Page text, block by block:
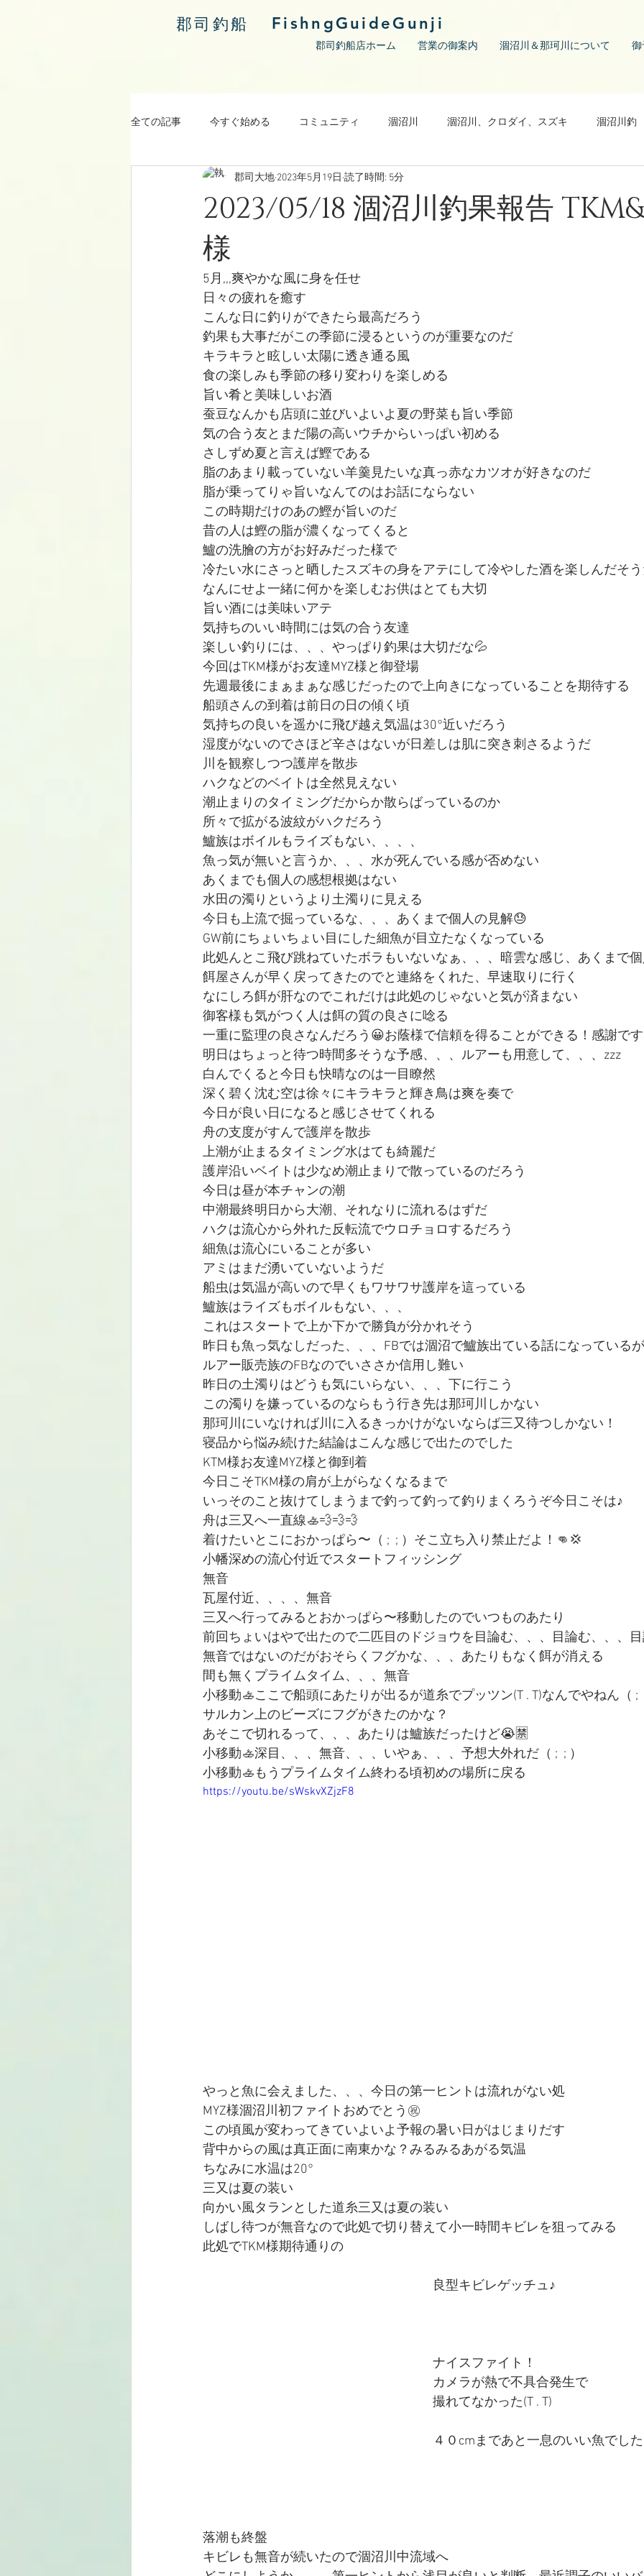
郡司釣船 FishngGuideGunji
郡司釣船店ホーム 営業の御案内 涸沼川＆那珂川について 御
全ての記事 今すぐ始める コミュニティ 涸沼川 涸沼川、クロダイ、スズキ 涸沼川釣
涸沼川釣果報告
2023/05/18 涸沼川釣果報告
様
郡司大地 2023年5月19日 読了時間: 5分
5月,,,爽やかな風に身を任せ
日々の疲れを癒す
こんな日に釣りができたら最高だろう
釣果も大事だがこの季節に浸るというのが重要なのだ
キラキラと眩しい太陽に透き通る風
食の楽しみも季節の移り変わりを楽しめる
旨い肴と美味しいお酒
蚕豆なんかも店頭に並びいよいよ夏の野菜も旨い季節
気の合う友とまだ陽の高いウチからいっぱい初める
さしずめ夏と言えば鰹である
脂のあまり載っていない羊羹見たいな真っ赤なカツオが好きなのだ
脂が乗ってりゃ旨いなんてのはお話にならない
この時期だけのあの鰹が旨いのだ
昔の人は鰹の脂が濃くなってくると
鱸の洗膾の方がお好みだった様で
冷たい水にさっと晒したスズキの身をアテにして冷やした酒を楽しんだそ
なんにせよ一緒に何かを楽しむお供はとても大切
旨い酒には美味いアテ
気持ちのいい時間には気の合う友達
楽しい釣りには、、、やっぱり釣果は大切だな💦
今回はTKM様がお友達MYZ様と御登場
先週最後にまぁまぁな感じだったので上向きになっていることを期待する
船頭さんの到着は前日の日の傾く頃
気持ちの良いを遥かに飛び越え気温は30°近いだろう
湿度がないのでさほど辛さはないが日差しは肌に突き刺さるようだ
川を観察しつつ護岸を散歩
ハクなどのベイトは全然見えない
潮止まりのタイミングだからか散らばっているのか
所々で拡がる波紋がハクだろう
鱸族はボイルもライズもない、、、、
魚っ気が無いと言うか、、、水が死んでいる感が否めない
あくまでも個人の感想根拠はない
水田の濁りというより土濁りに見える
今日も上流で掘っているな、、、あくまで個人の見解😓
GW前にちょいちょい目にした細魚が目立たなくなっている
此処んとこ飛び跳ねていたボラもいないなぁ、、、暗雲な感じ、あくまで
餌屋さんが早く戻ってきたのでと連絡をくれた、早速取りに行く
なにしろ餌が肝なのでこれだけは此処のじゃないと気が済まない
御客様も気がつく人は餌の質の良さに唸る
一重に監理の良さなんだろう😀お蔭様で信頼を得ることができる！感謝で
明日はちょっと待つ時間多そうな予感、、、ルアーも用意して、、、zzz
白んでくると今日も快晴なのは一目瞭然
深く碧く沈む空は徐々にキラキラと輝き鳥は爽を奏で
今日が良い日になると感じさせてくれる
舟の支度がすんで護岸を散歩
上潮が止まるタイミング水はても綺麗だ
護岸沿いベイトは少なめ潮止まりで散っているのだろう
今日は昼が本チャンの潮
中潮最終明日から大潮、それなりに流れるはずだ
ハクは流心から外れた反転流でウロチョロするだろう
細魚は流心にいることが多い
アミはまだ湧いていないようだ
船虫は気温が高いので早くもワサワサ護岸を這っている
鱸族はライズもボイルもない、、、
これはスタートで上か下かで勝負が分かれそう
昨日も魚っ気なしだった、、、FBでは涸沼で鱸族出ている話になっているが
ルアー販売族のFBなのでいささか信用し難い
昨日の土濁りはどうも気にいらない、、、下に行こう
この濁りを嫌っているのならもう行き先は那珂川しかない
那珂川にいなければ川に入るきっかけがないならば三又待つしかない！
寝品から悩み続けた結論はこんな感じで出たのでした
KTM様お友達MYZ様と御到着
今日こそTKM様の肩が上がらなくなるまで
いっそのこと抜けてしまうまで釣って釣って釣りまくろうぞ今日こそは♪
舟は三又へ一直線🚣💨💨💨
着けたいとこにおかっぱら〜（ ;  ; ）そこ立ち入り禁止だよ！👊💢
小幡深めの流心付近でスタートフィッシング
無音
瓦屋付近、、、、無音
三又へ行ってみるとおかっぱら〜移動したのでいつものあたり
前回ちょいはやで出たので二匹目のドジョウを目論む、、、目論む、、、
無音ではないのだがおそらくフグかな、、、あたりもなく餌が消える
間も無くプライムタイム、、、無音
小移動🚣ここで船頭にあたりが出るが道糸でプッツン(T . T)なんでやねん（ ;
サルカン上のビーズにフグがきたのかな？
あそこで切れるって、、、あたりは鱸族だったけど😭🈲
小移動🚣深目、、、無音、、、いやぁ、、、予想大外れだ（ ;  ; ）
小移動🚣もうプライムタイム終わる頃初めの場所に戻る
https://youtu.be/sWskvXZjzF8
やっと魚に会えました、、、今日の第一ヒントは流れがない処
MYZ様涸沼川初ファイトおめでとう㊗️
この頃風が変わってきていよいよ予報の暑い日がはじまりだす
背中からの風は真正面に南東かな？みるみるあがる気温
ちなみに水温は20°
三又は夏の装い
向かい風タランとした道糸三又は夏の装い
しばし待つが無音なので此処で切り替えて小一時間キビレを狙ってみる
此処でTKM様期待通りの
良型キビレゲッチュ♪
ナイスファイト！
カメラが熱で不具合発生で
撮れてなかった(T . T)
４０cmまであと一息のいい魚でした
落潮も終盤
キビレも無音が続いたので涸沼川中流域へ